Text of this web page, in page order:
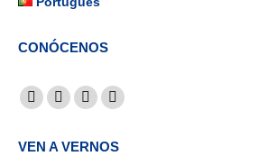
CONÓCENOS
Find us on:
Facebook
YouTube
LinkedinInstagram
VEN A VERNOS